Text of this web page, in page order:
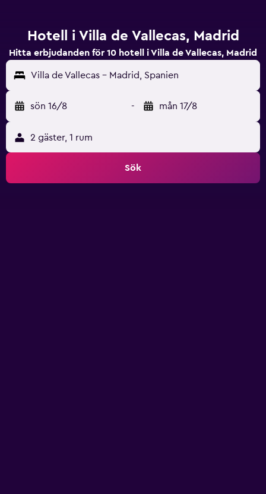
Hotell i Villa de Vallecas, Madrid
Hitta erbjudanden för 10 hotell i Villa de Vallecas, Madrid
Villa de Vallecas - Madrid, Spanien
sön 16/8 - mån 17/8
2 gäster, 1 rum
Sök